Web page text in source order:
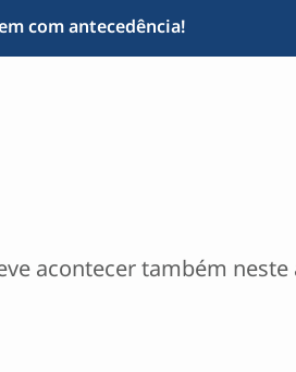
com antecedência!
acontecer também neste